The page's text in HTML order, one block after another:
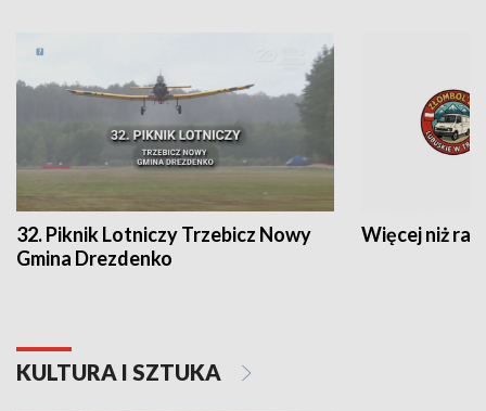
32. Piknik Lotniczy Trzebicz Nowy
Gmina Drezdenko
Więcej niż rajd
KULTURA I SZTUKA